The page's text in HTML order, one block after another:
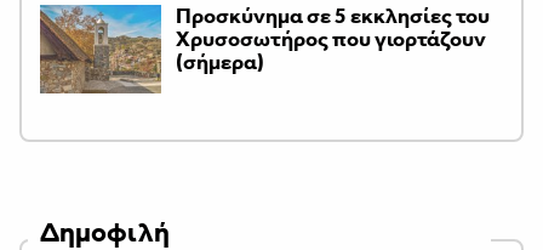
Προσκύνημα σε 5 εκκλησίες του
Χρυσοσωτήρος που γιορτάζουν
(σήμερα)
Δημοφιλή